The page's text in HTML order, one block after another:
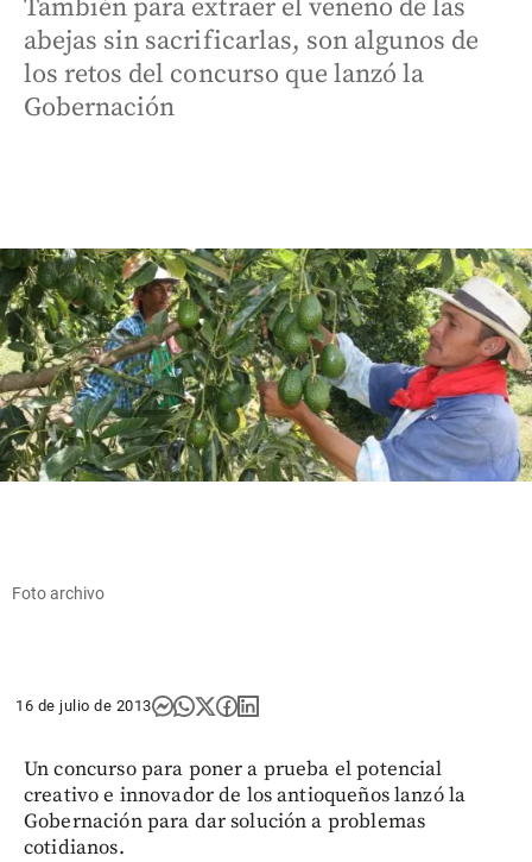
También para extraer el veneno de las
abejas sin sacrificarlas, son algunos de
los retos del concurso que lanzó la
Gobernación
Foto archivo
16 de julio de 2013
Un concurso para poner a prueba el potencial
creativo e innovador de los antioqueños lanzó la
Gobernación para dar solución a problemas
cotidianos.